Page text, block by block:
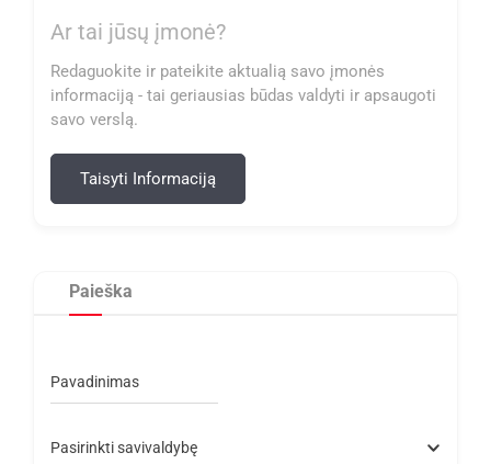
Ar tai jūsų įmonė?
Redaguokite ir pateikite aktualią savo įmonės
informaciją - tai geriausias būdas valdyti ir apsaugoti
savo verslą.
Taisyti Informaciją
Paieška
Pavadinimas
Pasirinkti savivaldybę